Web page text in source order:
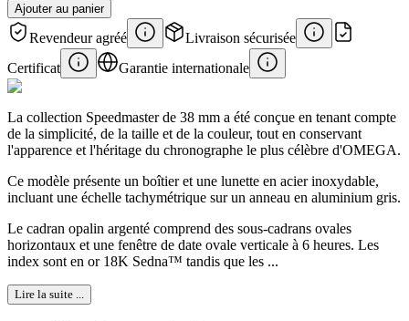
Ajouter au panier
Revendeur agréé
Livraison sécurisée
Certificat
Garantie internationale
La collection Speedmaster de 38 mm a été conçue en tenant compte
de la simplicité, de la taille et de la couleur, tout en conservant
l'apparence et l'héritage du chronographe le plus célèbre d'OMEGA.
Ce modèle présente un boîtier et une lunette en acier inoxydable,
incluant une échelle tachymétrique sur un anneau en aluminium gris.
Le cadran opalin argenté comprend des sous-cadrans ovales
horizontaux et une fenêtre de date ovale verticale à 6 heures. Les
index sont en or 18K Sedna™ tandis que les ...
Lire la suite ...